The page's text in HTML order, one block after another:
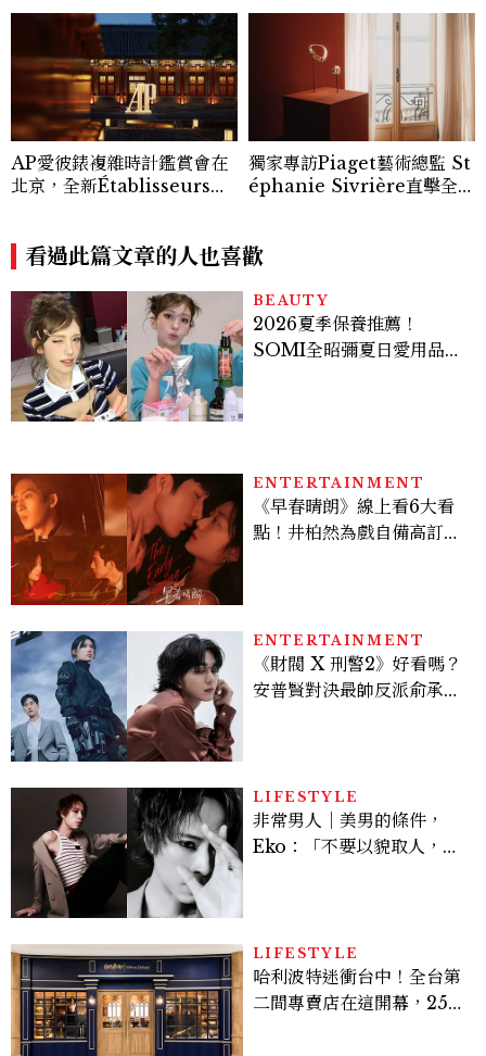
AP愛彼錶複雜時計鑑賞會在
北京，全新Établisseurs工
獨家專訪Piaget藝術總監 St
éphanie Sivrière直擊全新
看過此篇文章的人也喜歡
BEAUTY
2026夏季保養推薦！
SOMI全昭彌夏日愛用品公
ENTERTAINMENT
《早春晴朗》線上看6大看
點！井柏然為戲自備高訂，
ENTERTAINMENT
《財閥 X 刑警2》好看嗎？
安普賢對決最帥反派俞承
多大？
LIFESTYLE
非常男人｜美男的條件，
Eko：「不要以貌取人，內
LIFESTYLE
哈利波特迷衝台中！全台第
二間專賣店在這開幕，25週